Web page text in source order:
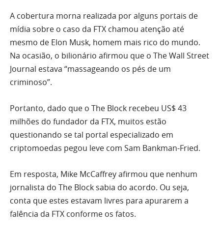
A cobertura morna realizada por alguns portais de
mídia sobre o caso da FTX chamou atenção até
mesmo de Elon Musk, homem mais rico do mundo.
Na ocasião, o bilionário afirmou que o The Wall Street
Journal estava “massageando os pés de um
criminoso”.
Portanto, dado que o The Block recebeu US$ 43
milhões do fundador da FTX, muitos estão
questionando se tal portal especializado em
criptomoedas pegou leve com Sam Bankman-Fried.
Em resposta, Mike McCaffrey afirmou que nenhum
jornalista do The Block sabia do acordo. Ou seja,
conta que estes estavam livres para apurarem a
falência da FTX conforme os fatos.